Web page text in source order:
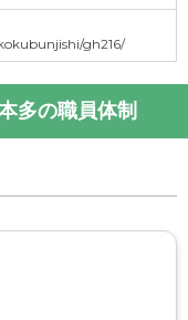
gh216/
多の職員体制